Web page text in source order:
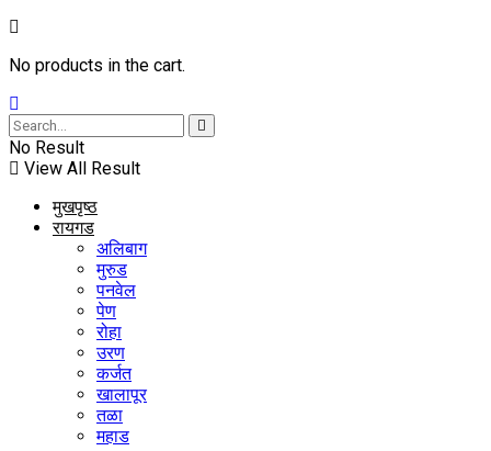
No products in the cart.
No Result
View All Result
मुखपृष्ठ
रायगड
अलिबाग
मुरुड
पनवेल
पेण
रोहा
उरण
कर्जत
खालापूर
तळा
महाड